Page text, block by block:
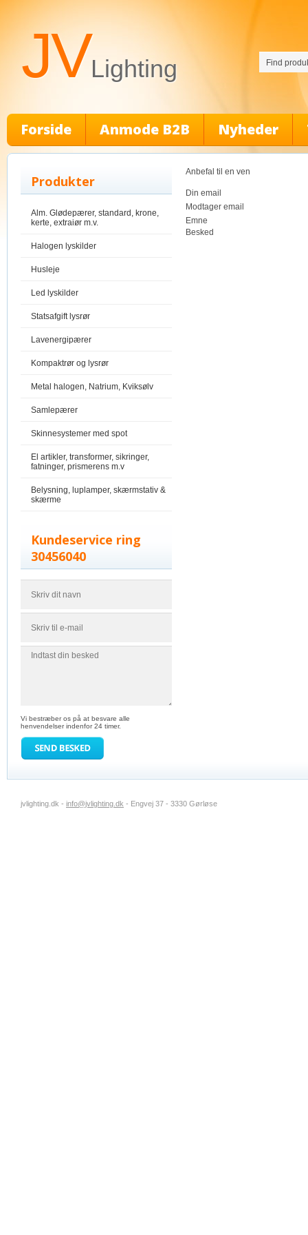
JVLighting
Forside Anmode B2B Nyheder
Produkter
Alm. Glødepærer, standard, krone,
kerte, extraiør m.v.
Halogen lyskilder
Husleje
Led lyskilder
Statsafgift lysrør
Lavenergipærer
Kompaktrør og lysrør
Metal halogen, Natrium, Kviksølv
Samlepærer
Skinnesystemer med spot
El artikler, transformer, sikringer,
fatninger, prismerens m.v
Belysning, luplamper, skærmstativ &
skærme
Kundeservice ring
30456040
Vi bestræber os på at besvare alle
henvendelser indenfor 24 timer.
Anbefal til en ven
Din email
Modtager email
Emne
Besked
jvlighting.dk - info@jvlighting.dk - Engvej 37 - 3330 Gørløse